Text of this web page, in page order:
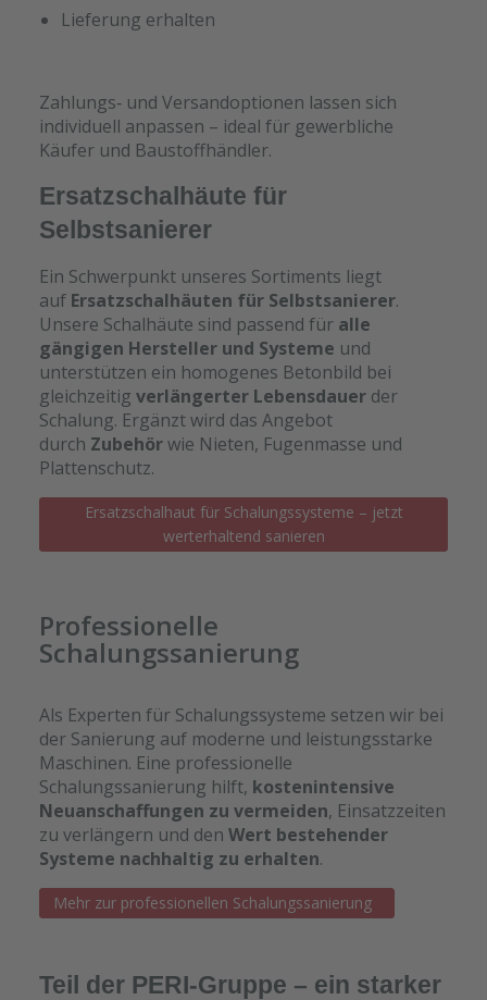
Lieferung erhalten
Zahlungs‑ und Versandoptionen lassen sich
individuell anpassen – ideal für gewerbliche
Käufer und Baustoffhändler.
Ersatzschalhäute für
Selbstsanierer
Ein Schwerpunkt unseres Sortiments liegt
auf Ersatzschalhäuten für Selbstsanierer.
Unsere Schalhäute sind passend für alle
gängigen Hersteller und Systeme und
unterstützen ein homogenes Betonbild bei
gleichzeitig verlängerter Lebensdauer der
Schalung. Ergänzt wird das Angebot
durch Zubehörwie Nieten, Fugenmasse und
Plattenschutz.
Ersatzschalhaut für Schalungssysteme – jetzt
werterhaltend sanieren
Professionelle
Schalungssanierung
Als Experten für Schalungssysteme setzen wir bei
der Sanierung auf moderne und leistungsstarke
Maschinen. Eine professionelle
Schalungssanierung hilft, kostenintensive
Neuanschaffungen zu vermeiden, Einsatzzeiten
zu verlängern und den Wert bestehender
Systeme nachhaltig zu erhalten.
Mehr zur professionellen Schalungssanierung
Teil der PERI‑Gruppe – ein starker